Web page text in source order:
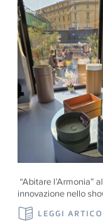
“Abitare l’Armonia”
innovazione nello
LEGGI